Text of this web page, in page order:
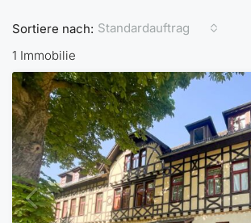
1 Immobilie
Sortiere nach: Standardauftrag